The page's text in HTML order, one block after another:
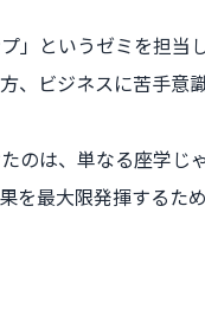
」というゼミを担
、ビジネスに苦手意
のは、単なる座学
を最大限発揮するた